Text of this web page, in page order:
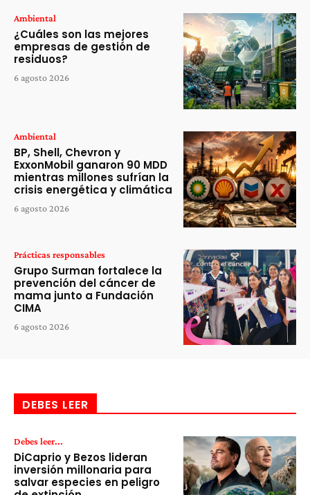
Ambiental
¿Cuáles son las mejores
empresas de gestión de
residuos?
6 agosto 2026
Ambiental
BP, Shell, Chevron y
ExxonMobil ganaron 90 MDD
mientras millones sufrían la
crisis energética y climática
6 agosto 2026
Prácticas responsables
Grupo Surman fortalece la
prevención del cáncer de
mama junto a Fundación
CIMA
6 agosto 2026
DEBES LEER
Debes leer...
DiCaprio y Bezos lideran
inversión millonaria para
salvar especies en peligro